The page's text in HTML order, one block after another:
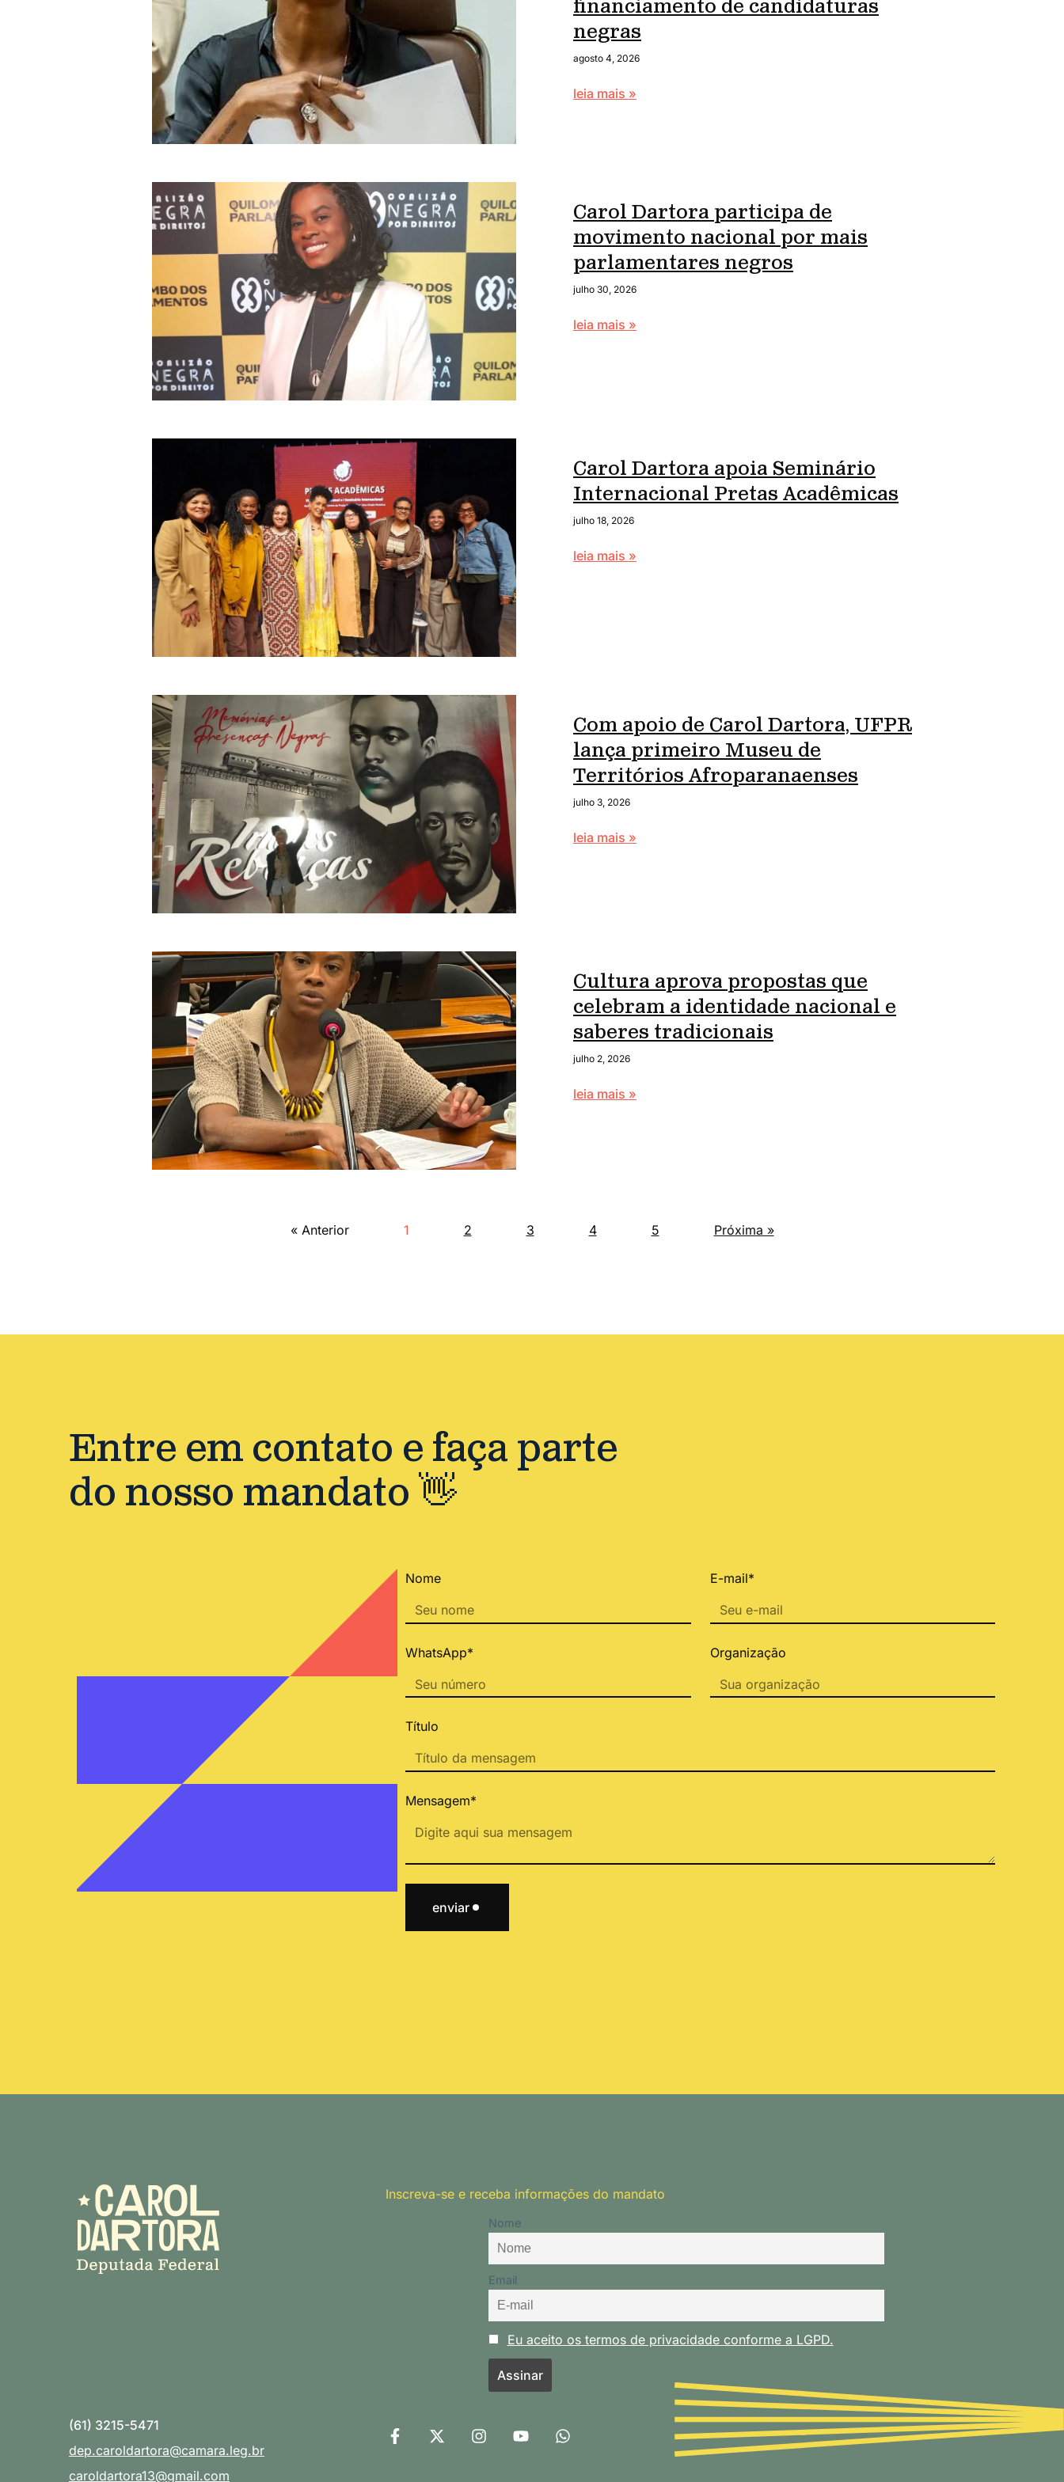
financiamento de candidaturas
negras
agosto 4, 2026
leia mais »
Carol Dartora participa de
movimento nacional por mais
parlamentares negros
julho 30, 2026
leia mais »
Carol Dartora apoia Seminário
Internacional Pretas Acadêmicas
julho 18, 2026
leia mais »
Com apoio de Carol Dartora, UFPR
lança primeiro Museu de
Territórios Afroparanaenses
julho 3, 2026
leia mais »
Cultura aprova propostas que
celebram a identidade nacional e
saberes tradicionais
julho 2, 2026
leia mais »
« Anterior 1 2 3 4 5 Próxima »
Entre em contato e faça parte
do nosso mandato 👋
Nome E-mail*
WhatsApp* Organização
Título
Mensagem*
enviar
Inscreva-se e receba informações do mandato
Nome
Email
Eu aceito os termos de privacidade conforme a LGPD.
(61) 3215-5471
dep.caroldartora@camara.leg.br
caroldartora13@gmail.com